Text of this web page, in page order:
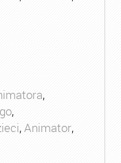
,
,
,Animator,